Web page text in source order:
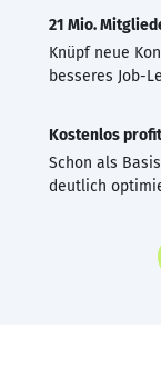
21 Mio.
Knüpf neue
besseres Job-
Kostenlos
Schon als
deutlich